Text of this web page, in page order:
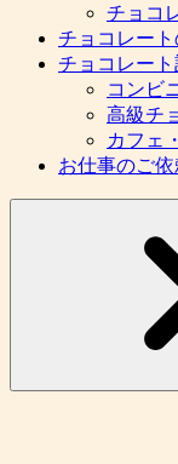
チョコ
チョコレー
チョコレー
コンビ
高級チ
カフェ
お仕事のご